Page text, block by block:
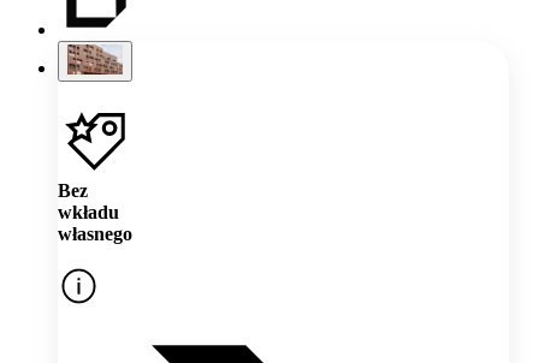
Bez
wkładu
własnego